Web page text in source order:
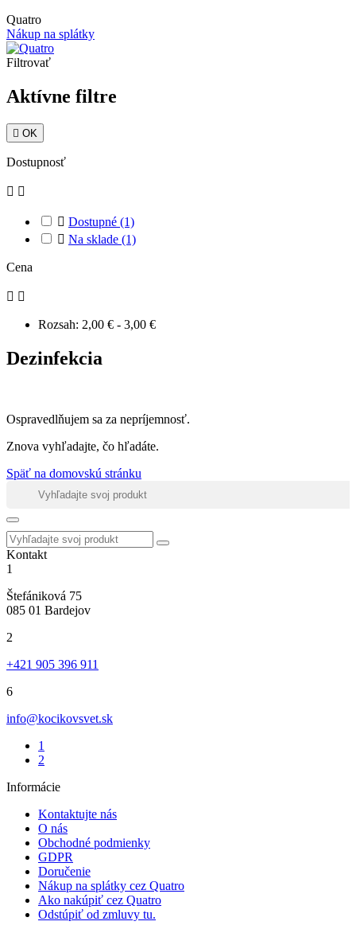
Quatro
Nákup na splátky
Filtrovať
Aktívne filtre
 OK
Dostupnosť
 
 Dostupné (1)
 Na sklade (1)
Cena
 
Rozsah: 2,00 € - 3,00 €
Dezinfekcia
Ospravedlňujem sa za nepríjemnosť.
Znova vyhľadajte, čo hľadáte.
Späť na domovskú stránku
Kontakt
1
Štefániková 75
085 01 Bardejov
2
+421 905 396 911
6
info@kocikovsvet.sk
1
2
Informácie
Kontaktujte nás
O nás
Obchodné podmienky
GDPR
Doručenie
Nákup na splátky cez Quatro
Ako nakúpiť cez Quatro
Odstúpiť od zmluvy tu.